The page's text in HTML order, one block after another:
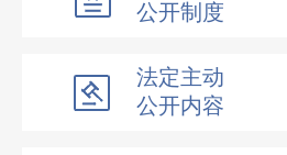
公开制度
法定主动
公开内容